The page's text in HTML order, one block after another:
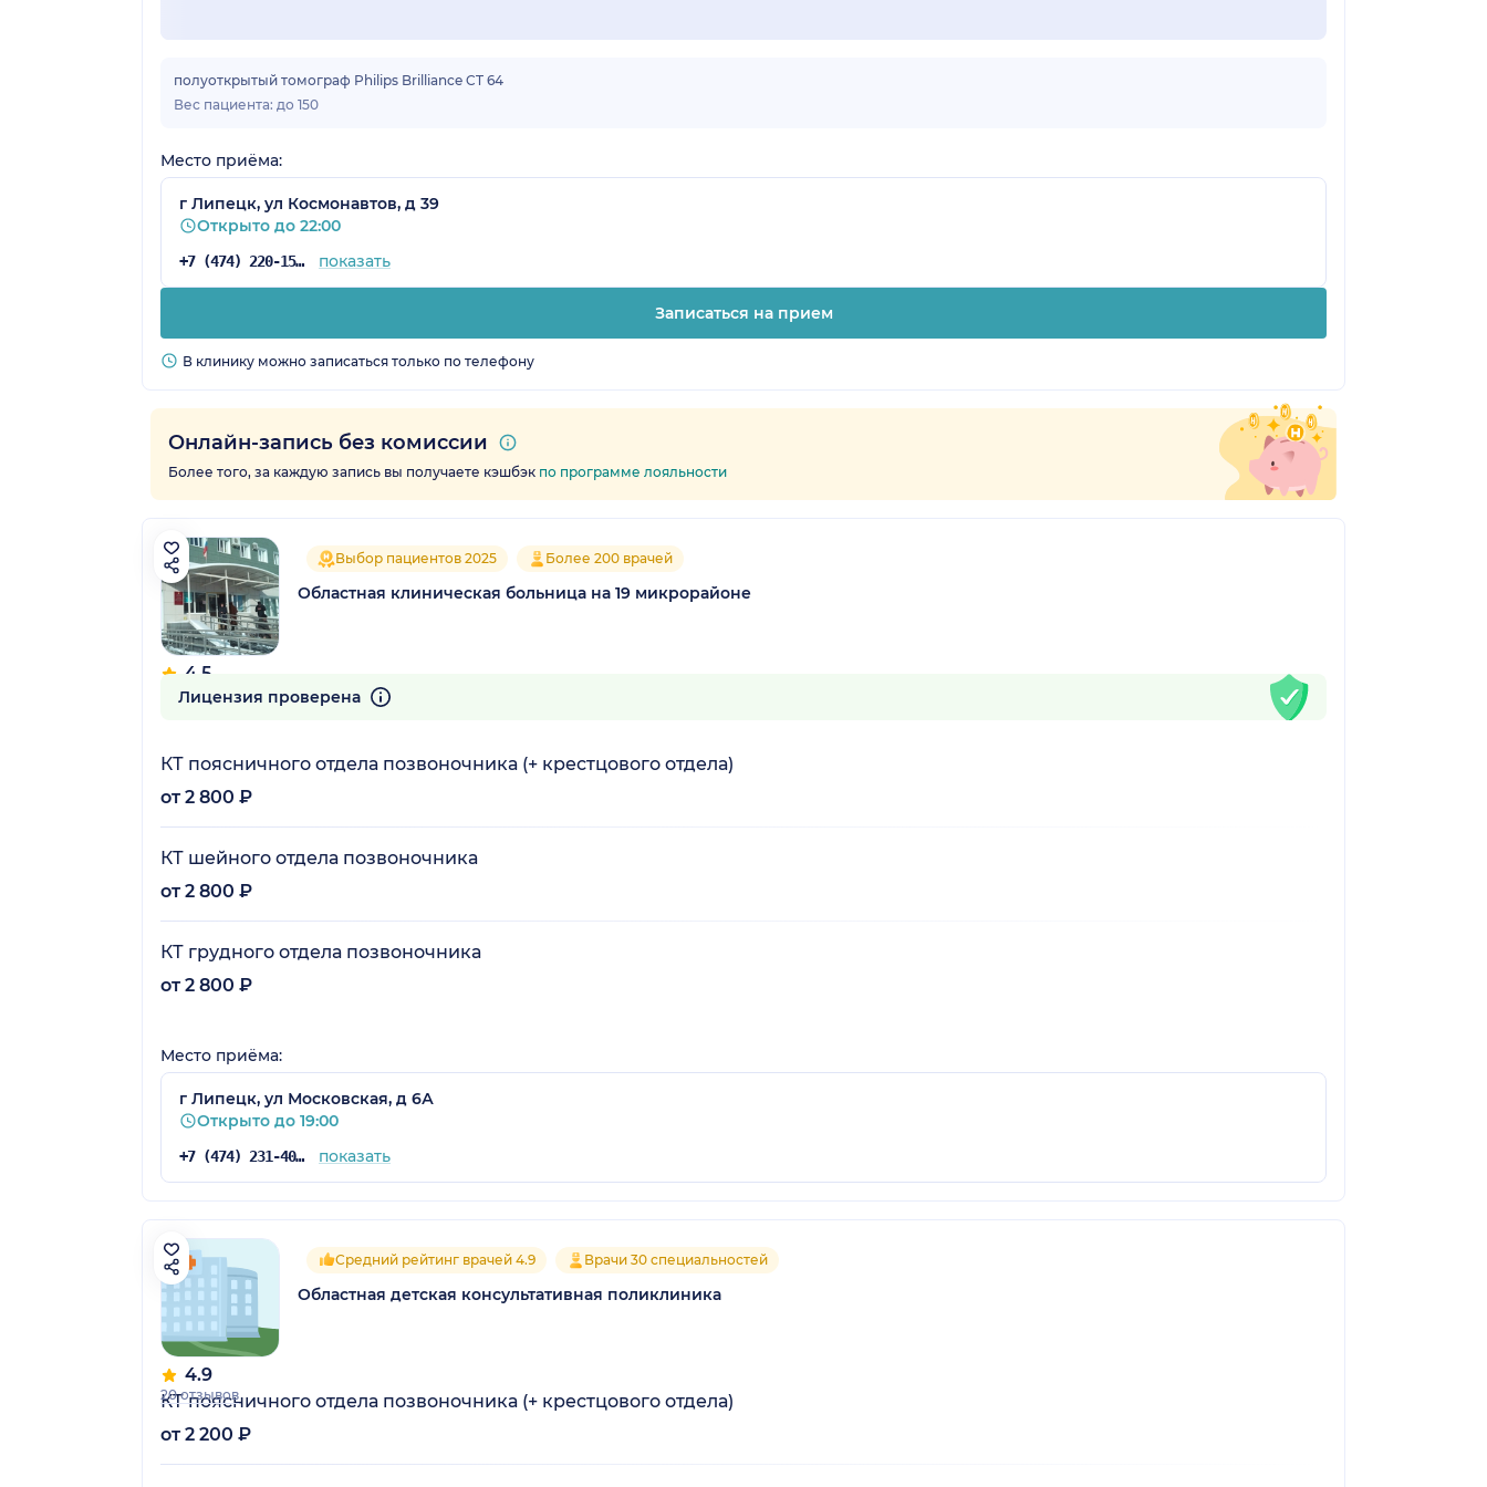
полуоткрытый томограф Philips Brilliance CT 64
Вес пациента: до 150
Место приёма:
г Липецк, ул Космонавтов, д 39
Открыто до 22:00
+7 (474) 220-15-76 показать
Записаться на прием
В клинику можно записаться только по телефону
Онлайн-запись без комиссии
Более того, за каждую запись вы получаете кэшбэк по программе лояльности
4.5
223 отзыва
Выбор пациентов 2025 Более 200 врачей
Областная клиническая больница на 19 микрорайоне
Лицензия проверена
КТ поясничного отдела позвоночника (+ крестцового отдела)
от 2 800 ₽
КТ шейного отдела позвоночника
от 2 800 ₽
КТ грудного отдела позвоночника
от 2 800 ₽
Место приёма:
г Липецк, ул Московская, д 6А
Открыто до 19:00
+7 (474) 231-40-82 показать
4.9
20 отзывов
Средний рейтинг врачей 4.9 Врачи 30 специальностей
Областная детская консультативная поликлиника
КТ поясничного отдела позвоночника (+ крестцового отдела)
от 2 200 ₽